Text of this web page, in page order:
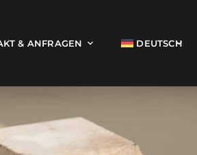
& ANFRAGEN DEUTSCH